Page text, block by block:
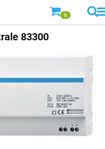
0
83300